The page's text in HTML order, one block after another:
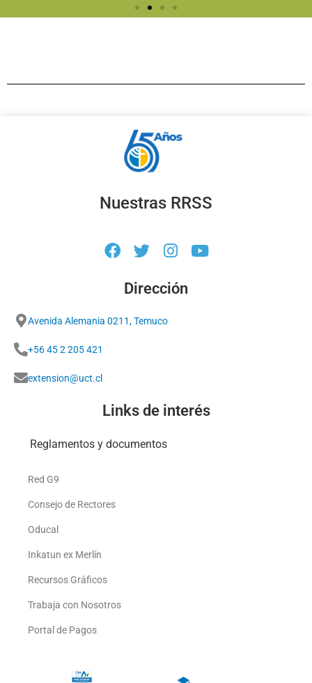
Nuestras RRSS
Dirección
Avenida Alemania 0211, Temuco
+56 45 2 205 421
extension@uct.cl
Links de interés
Reglamentos y documentos
Red G9
Consejo de Rectores
Oducal
Inkatun ex Merlín
Recursos Gráficos
Trabaja con Nosotros
Portal de Pagos